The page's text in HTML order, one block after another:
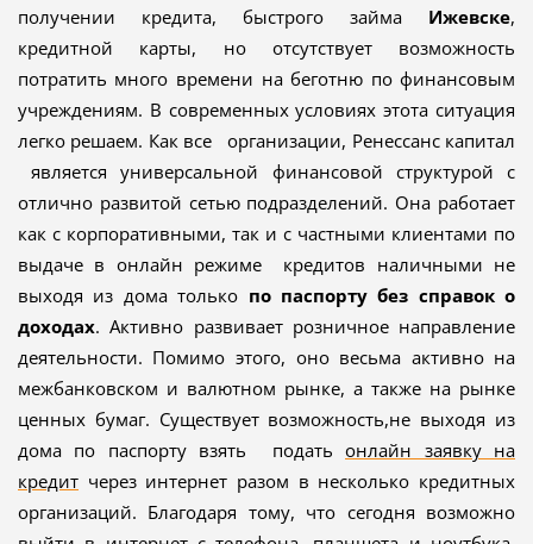
получении кредита, быстрого займа Ижевске,
кредитной карты, но отсутствует возможность
потратить много времени на беготню по финансовым
учреждениям. В современных условиях этота ситуация
легко решаем. Как все организации, Ренессанс капитал
является универсальной финансовой структурой с
отлично развитой сетью подразделений. Она работает
как с корпоративными, так и с частными клиентами по
выдаче в онлайн режиме кредитов наличными не
выходя из дома только по паспорту без справок о
доходах. Активно развивает розничное направление
деятельности. Помимо этого, оно весьма активно на
межбанковском и валютном рынке, а также на рынке
ценных бумаг. Существует возможность,не выходя из
дома по паспорту взять податьонлайн заявку на
кредитчерез интернет разом в несколько кредитных
организаций. Благодаря тому, что сегодня возможно